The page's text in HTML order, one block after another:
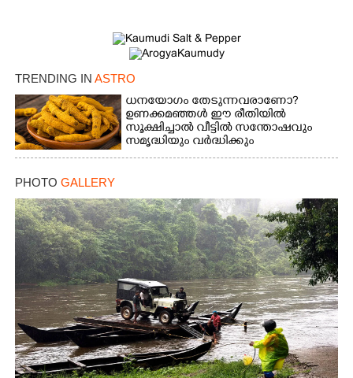
TRENDING IN ASTRO
ധനയോഗം തേടുന്നവരാണോ?​
ഉണക്കമഞ്ഞൾ​ ഈ രീതിയിൽ
സൂക്ഷിച്ചാൽ വീട്ടിൽ സന്തോഷവും
സമൃദ്ധിയും വർദ്ധിക്കും
PHOTO GALLERY